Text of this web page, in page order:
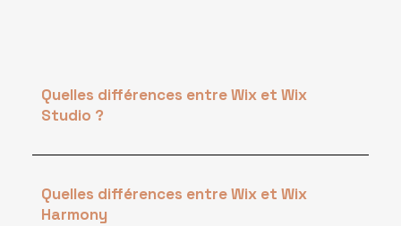
Quelles différences entre Wix et Wix
Studio ?
Quelles différences entre Wix et Wix
Harmony